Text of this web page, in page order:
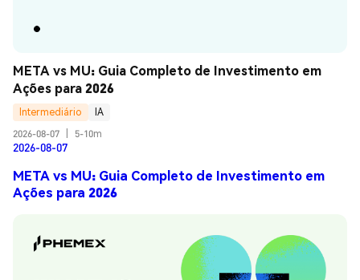
META vs MU: Guia Completo de Investimento em
Ações para 2026
Intermediário
IA
2026-08-07
5-10m
2026-08-07
META vs MU: Guia Completo de Investimento em
Ações para 2026